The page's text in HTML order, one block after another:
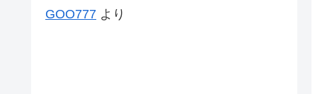
GOO777 より